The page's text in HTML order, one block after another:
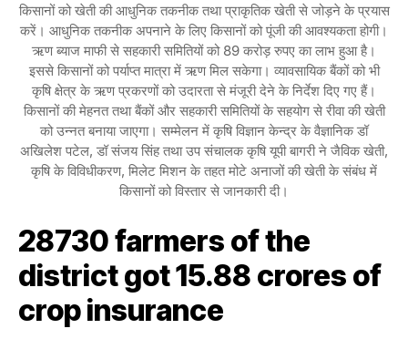
किसानों को खेती की आधुनिक तकनीक तथा प्राकृतिक खेती से जोड़ने के प्रयास
करें। आधुनिक तकनीक अपनाने के लिए किसानों को पूंजी की आवश्यकता होगी।
ऋण ब्याज माफी से सहकारी समितियों को 89 करोड़ रुपए का लाभ हुआ है।
इससे किसानों को पर्याप्त मात्रा में ऋण मिल सकेगा। व्यावसायिक बैंकों को भी
कृषि क्षेत्र के ऋण प्रकरणों को उदारता से मंजूरी देने के निर्देश दिए गए हैं।
किसानों की मेहनत तथा बैंकों और सहकारी समितियों के सहयोग से रीवा की खेती
को उन्नत बनाया जाएगा। सम्मेलन में कृषि विज्ञान केन्द्र के वैज्ञानिक डॉ
अखिलेश पटेल, डॉ संजय सिंह तथा उप संचालक कृषि यूपी बागरी ने जैविक खेती,
कृषि के विविधीकरण, मिलेट मिशन के तहत मोटे अनाजों की खेती के संबंध में
किसानों को विस्तार से जानकारी दी।
28730 farmers of the
district got 15.88 crores of
crop insurance